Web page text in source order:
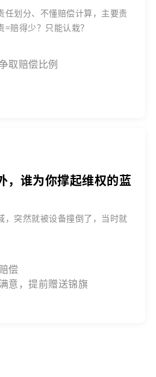
任划分、不懂赔偿计算，主要责
赔得少？只能认栽？
取赔偿比例
，谁为你撑起维权的蓝
，突然就被设备撞倒了，当时就
偿
意，提前赠送锦旗